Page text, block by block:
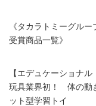
《タカラトミーグル
受賞商品一覧》
【エデュケーショナ
玩具業界初！ 体の動
ット型学習トイ